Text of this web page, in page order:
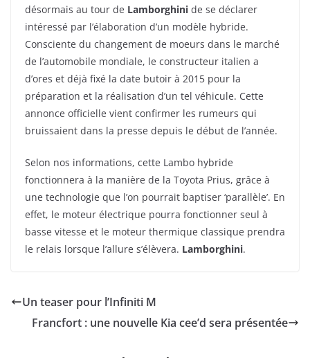
désormais au tour de Lamborghini de se déclarer
intéressé par l’élaboration d’un modèle hybride.
Consciente du changement de moeurs dans le marché
de l’automobile mondiale, le constructeur italien a
d’ores et déjà fixé la date butoir à 2015 pour la
préparation et la réalisation d’un tel véhicule. Cette
annonce officielle vient confirmer les rumeurs qui
bruissaient dans la presse depuis le début de l’année.
Selon nos informations, cette Lambo hybride
fonctionnera à la manière de la Toyota Prius, grâce à
une technologie que l’on pourrait baptiser ‘parallèle’. En
effet, le moteur électrique pourra fonctionner seul à
basse vitesse et le moteur thermique classique prendra
le relais lorsque l’allure s’élèvera. Lamborghini.
Un teaser pour l’Infiniti M
Francfort : une nouvelle Kia cee’d sera présentée